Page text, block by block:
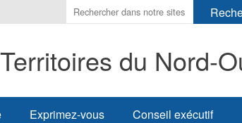
Indiquer
les
à
rechercherdu Nord-
Exprimez-vous Conseil exécutif